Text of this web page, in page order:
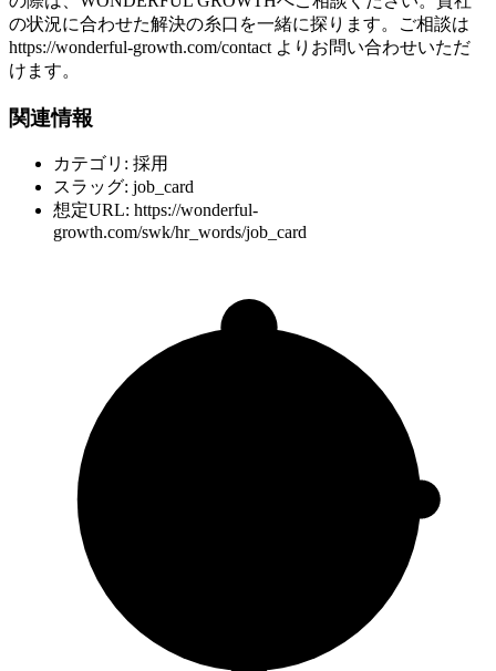
の状況に合わせた解決の糸口を一緒に探ります。ご相談は
https://wonderful-growth.com/contact よりお問い合わせいただ
けます。
関連情報
カテゴリ: 採用
スラッグ: job_card
想定URL: https://wonderful-
growth.com/swk/hr_words/job_card